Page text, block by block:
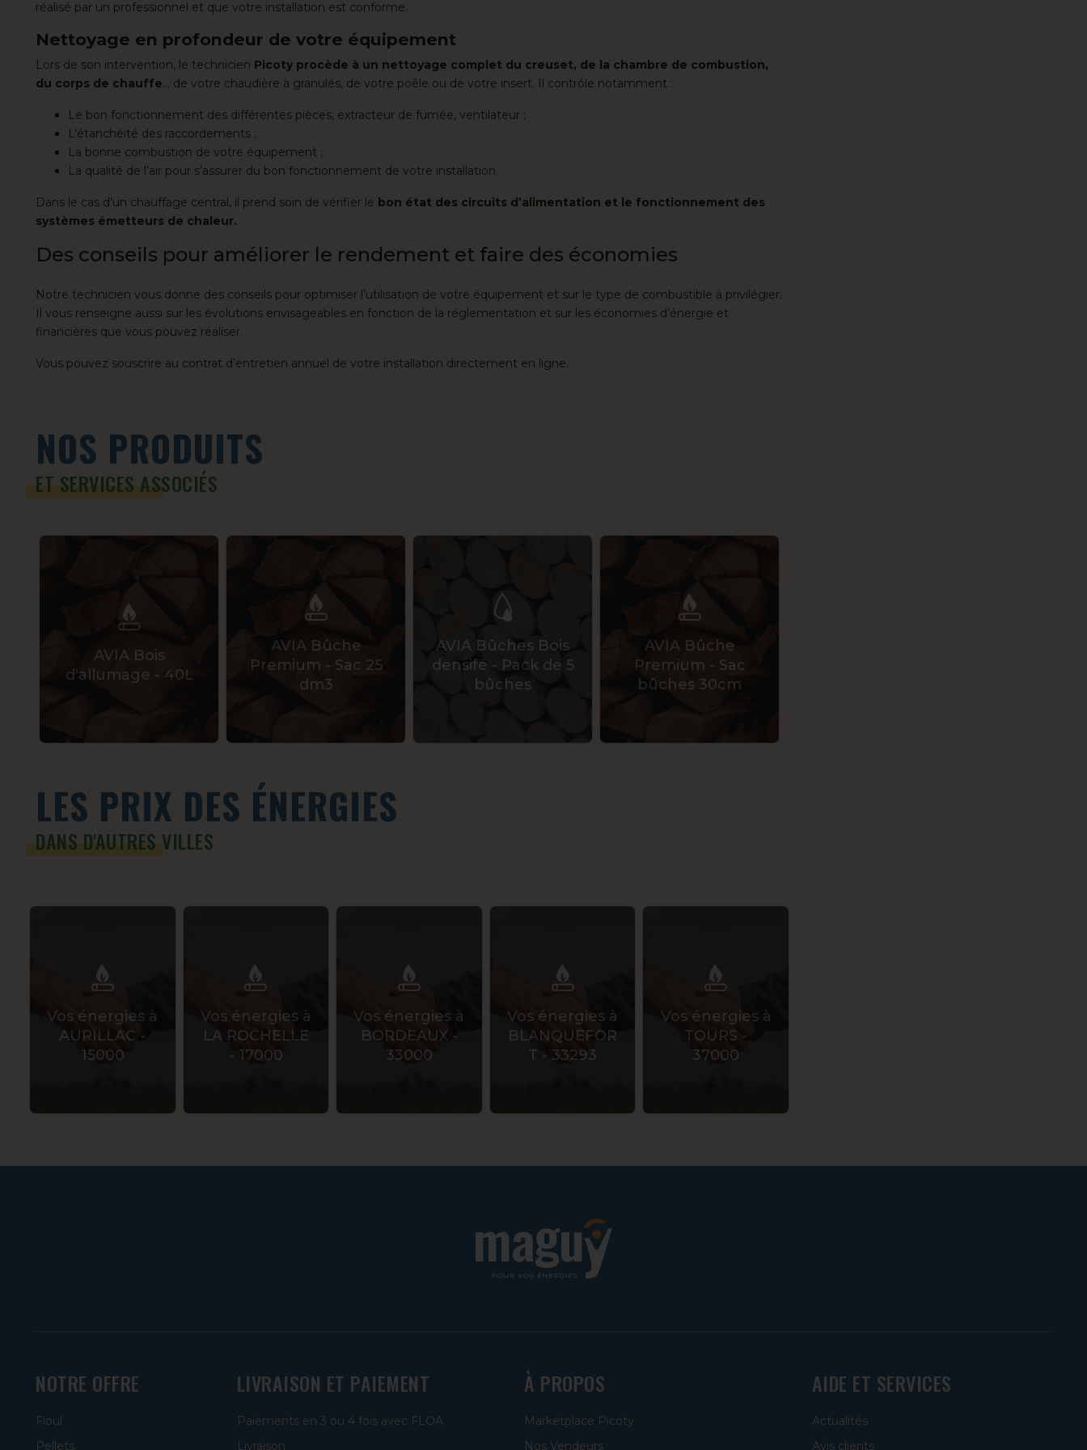
réalisé par un professionnel et que votre installation est conforme.
Nettoyage en profondeur de votre équipement
Lors de son intervention, le technicien Picoty procède à un nettoyage complet du creuset, de la chambre de combustion,
du corps de chauffe… de votre chaudière à granulés, de votre poêle ou de votre insert. Il contrôle notamment :
Le bon fonctionnement des différentes pièces, extracteur de fumée, ventilateur ;
L’étanchéité des raccordements ;
La bonne combustion de votre équipement ;
La qualité de l’air pour s’assurer du bon fonctionnement de votre installation.
Dans le cas d’un chauffage central, il prend soin de vérifier le bon état des circuits d’alimentation et le fonctionnement des
systèmes émetteurs de chaleur.
Des conseils pour améliorer le rendement et faire des économies
Notre technicien vous donne des conseils pour optimiser l’utilisation de votre équipement et sur le type de combustible à privilégier.
Il vous renseigne aussi sur les évolutions envisageables en fonction de la réglementation et sur les économies d’énergie et
financières que vous pouvez réaliser.
Vous pouvez souscrire au contrat d’entretien annuel de votre installation directement en ligne.
LES PRIX DES ÉNERGIES
DANS D'AUTRES VILLES
Vos énergies à
AURILLAC -
15000
Vos énergies à
LA ROCHELLE
- 17000
Vos énergies à
BORDEAUX -
33000
Vos énergies à
BLANQUEFOR
T - 33293
Vos énergies à
TOURS -
37000
NOS PRODUITS
ET SERVICES ASSOCIÉS
AVIA Bois
d'allumage - 40L
AVIA Bûche
Premium - Sac 25
dm3
AVIA Bûches Bois
densifé - Pack de 5
bûches
AVIA Bûche
Premium - Sac
bûches 30cm
NOTRE OFFRE
Fioul
Pellets
LIVRAISON ET PAIEMENT
Paiements en 3 ou 4 fois avec FLOA
Livraison
À PROPOS
Marketplace Picoty
Nos Vendeurs
AIDE ET SERVICES
Actualités
Avis clients